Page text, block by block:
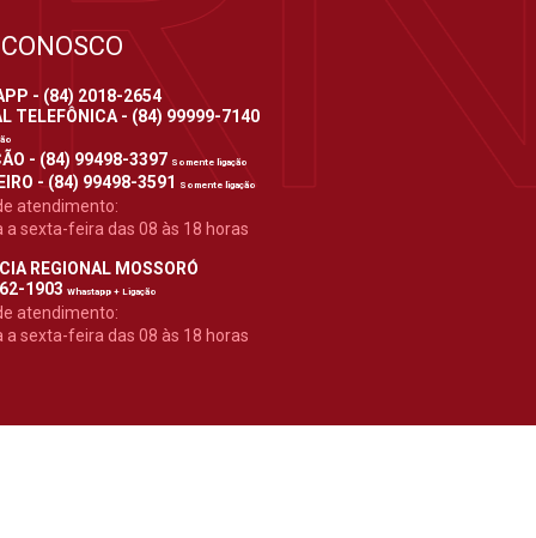
- (84) 2018-2654
TELEFÔNICA - (84) 99999-7140
- (84) 99498-3397 Somente ligação
- (84) 99498-3591 Somente ligação
atendimento:
a sexta-feira das 08 às 18 horas
REGIONAL MOSSORÓ
1903 Whastapp + Ligação
atendimento:
a sexta-feira das 08 às 18 horas